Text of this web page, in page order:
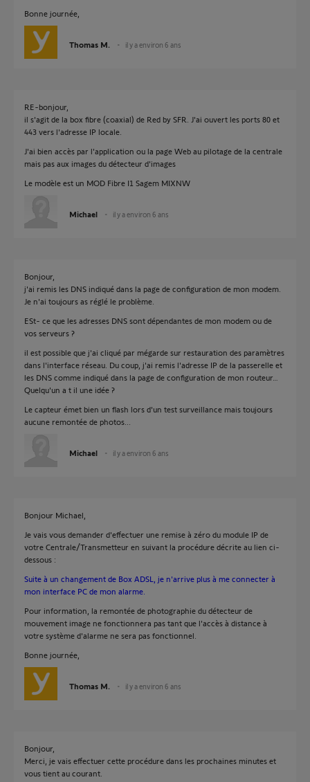
Bonne journée,
Thomas M. il y a environ 6 ans
RE-bonjour,
il s'agit de la box fibre (coaxial) de Red by SFR. J'ai ouvert les ports 80 et
443 vers l'adresse IP locale.
J'ai bien accès par l'application ou la page Web au pilotage de la centrale
mais pas aux images du détecteur d'images
Le modèle est un MOD Fibre I1 Sagem MIXNW
Michael il y a environ 6 ans
Bonjour,
j'ai remis les DNS indiqué dans la page de configuration de mon modem.
Je n'ai toujours as réglé le problème.
ESt- ce que les adresses DNS sont dépendantes de mon modem ou de
vos serveurs ?
il est possible que j'ai cliqué par mégarde sur restauration des paramètres
dans l'interface réseau. Du coup, j'ai remis l'adresse IP de la passerelle et
les DNS comme indiqué dans la page de configuration de mon routeur…
Quelqu'un a t il une idée ?
Le capteur émet bien un flash lors d'un test surveillance mais toujours
aucune remontée de photos...
Michael il y a environ 6 ans
Bonjour Michael,
Je vais vous demander d'effectuer une remise à zéro du module IP de
votre Centrale/Transmetteur en suivant la procédure décrite au lien ci-
dessous :
Suite à un changement de Box ADSL, je n'arrive plus à me connecter à
mon interface PC de mon alarme.
Pour information, la remontée de photographie du détecteur de
mouvement image ne fonctionnera pas tant que l'accès à distance à
votre système d'alarme ne sera pas fonctionnel.
Bonne journée,
Thomas M. il y a environ 6 ans
Bonjour,
Merci, je vais effectuer cette procédure dans les prochaines minutes et
vous tient au courant.